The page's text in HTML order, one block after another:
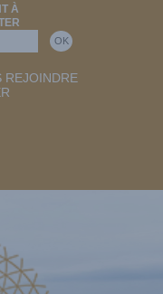
À
REJOINDRE